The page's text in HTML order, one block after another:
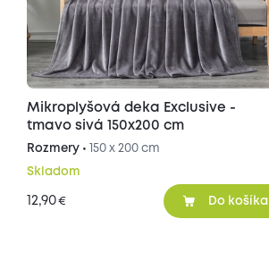
Mikroplyšová deka Exclusive -
tmavo sivá 150x200 cm
Rozmery • 150 x 200 cm
Skladom
12,90€ Do košíka